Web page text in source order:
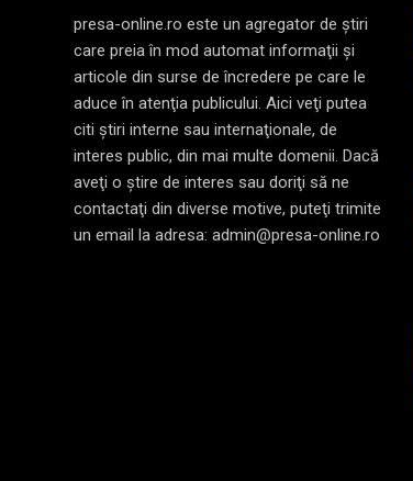
presa-online.ro este un agregator de ştiri
care preia în mod automat informaţii şi
articole din surse de încredere pe care le
aduce în atenţia publicului. Aici veţi putea
citi ştiri interne sau internaţionale, de
interes public, din mai multe domenii. Dacă
aveţi o ştire de interes sau doriţi să ne
contactaţi din diverse motive, puteţi trimite
un email la adresa: admin@presa-online.ro